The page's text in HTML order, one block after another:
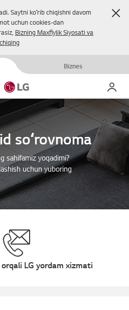
Saytni koʻrib chiqishni davom
uchun cookies-dan
Bizning Maxfiylik Siyosati va
Biznes
soʻrovnoma
sahifamiz yoqadimi?
uchun yuboring
LG yordam xizmati